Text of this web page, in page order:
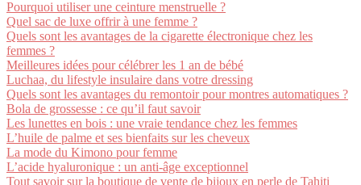
Pourquoi utiliser une ceinture menstruelle ?
Quel sac de luxe offrir à une femme ?
Quels sont les avantages de la cigarette électronique chez les
femmes ?
Meilleures idées pour célébrer les 1 an de bébé
Luchaa, du lifestyle insulaire dans votre dressing
Quels sont les avantages du remontoir pour montres automatiques ?
Bola de grossesse : ce qu’il faut savoir
Les lunettes en bois : une vraie tendance chez les femmes
L’huile de palme et ses bienfaits sur les cheveux
La mode du Kimono pour femme
L’acide hyaluronique : un anti-âge exceptionnel
Tout savoir sur la boutique de vente de bijoux en perle de Tahiti